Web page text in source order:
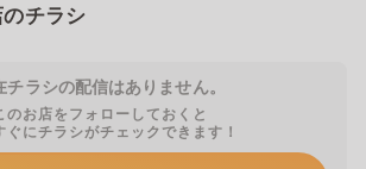
チラシ
チラシの配信はありません。
のお店をフォローしておくと
ぐにチラシがチェックできます！